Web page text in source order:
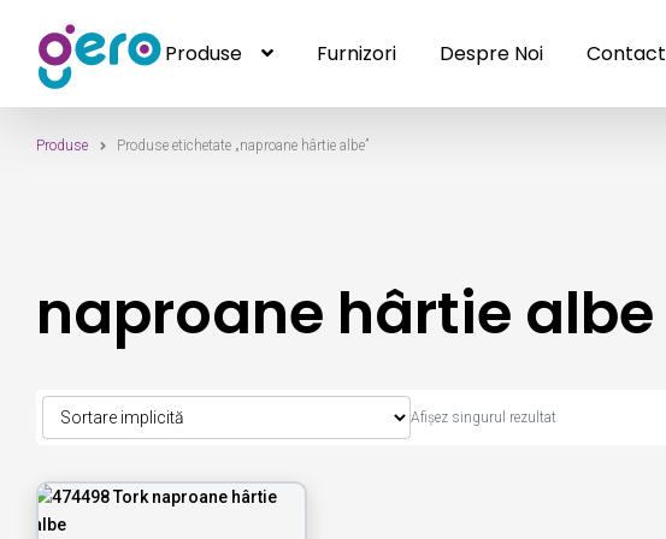
Sari
la
Sari
la
Produse Furnizori Despre Noi Contact
Produse Furnizori Despre Noi Contact
Produse Produse etichetate „naproane hârtie albe”
naproane hârtie albe
Afișez singurul rezultat